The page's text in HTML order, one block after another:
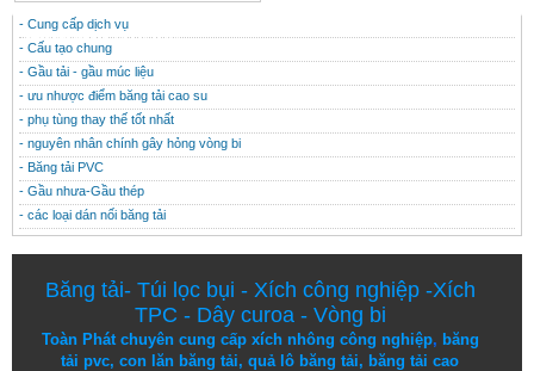
CONTACT
THÔNG TIN HỮU ÍCH
- Cung cấp dịch vụ
- Cấu tạo chung
- Gầu tải - gầu múc liệu
- ưu nhược điểm băng tải cao su
- phụ tùng thay thế tốt nhất
- nguyên nhân chính gây hỏng vòng bi
- Băng tải PVC
- Gầu nhưa-Gầu thép
- các loại dán nối băng tải
Băng tải- Túi lọc bụi - Xích công nghiệp-Xích
TPC - Dây curoa - Vòng bi
Toàn Phát chuyên cung cấp xích nhông công nghiệp, băng
tải pvc,con lăn băng tải,quả lô băng tải, băng tải cao